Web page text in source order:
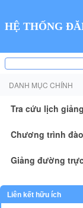
HỆ THỐNG
DANH MỤC CHÍNH
Tra cứu lịch
Chương trình
Giảng đường
Liên kết hữu ích